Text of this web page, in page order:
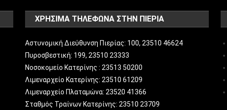
ΧΡΗΣΙΜΑ ΤΗΛΕΦΩΝΑ ΣΤΗΝ ΠΙΕΡΙΑ
Αστυνομική Διεύθυνση Πιερίας: 100, 23510 46624
Πυροσβεστική: 199, 23510 23333
Νοσοκομείο Κατερίνης : 23513 50200
Λιμεναρχείο Κατερίνης: 23510 61209
Λιμεναρχείο Πλαταμώνα: 23520 41366
Σταθμός Τραίνων Κατερίνης: 23510 23709